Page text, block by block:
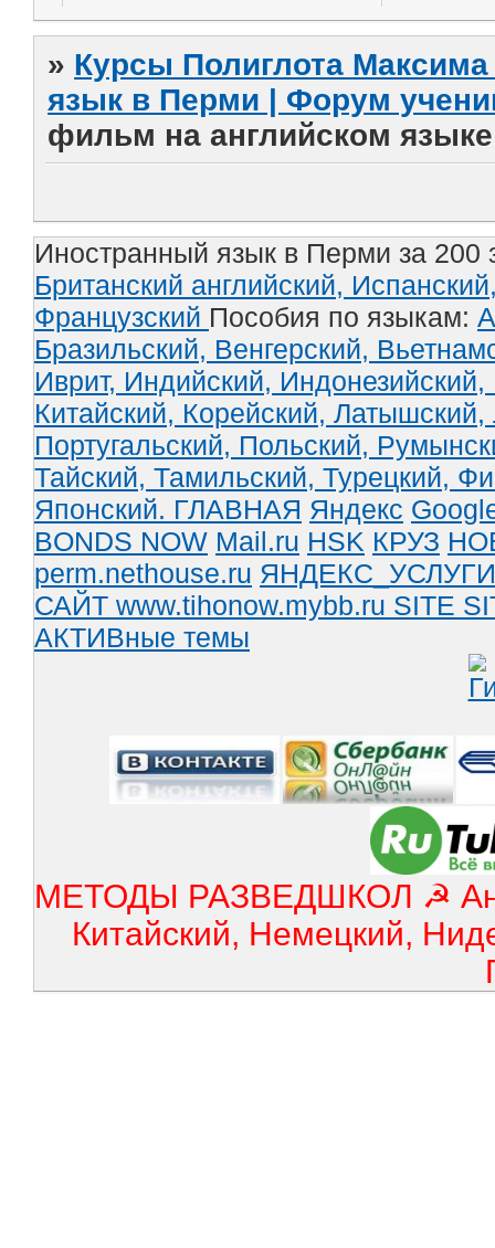
» Курсы Полиглота
язык в Перми | Форум
фильм на английском
Иностранный язык в Перми за 200
Британский английский,
Французский Пособия по языкам:
Бразильский, Венгерский,
Иврит, Индийский, Индонезийский,
Китайский, Корейский, Латышский,
Португальский, Польский,
Тайский, Тамильский, Турецкий,
Японский. ГЛАВНАЯ Яндекс
BONDS NOW Mail.ru HSK КРУЗ
perm.nethouse.ru ЯНДЕКС_УСЛУГИ
САЙТ www.tihonow.mybb.ru SITE
АКТИВные темы
МЕТОДЫ РАЗВЕДШКОЛ ☭
Китайский, Немецкий,